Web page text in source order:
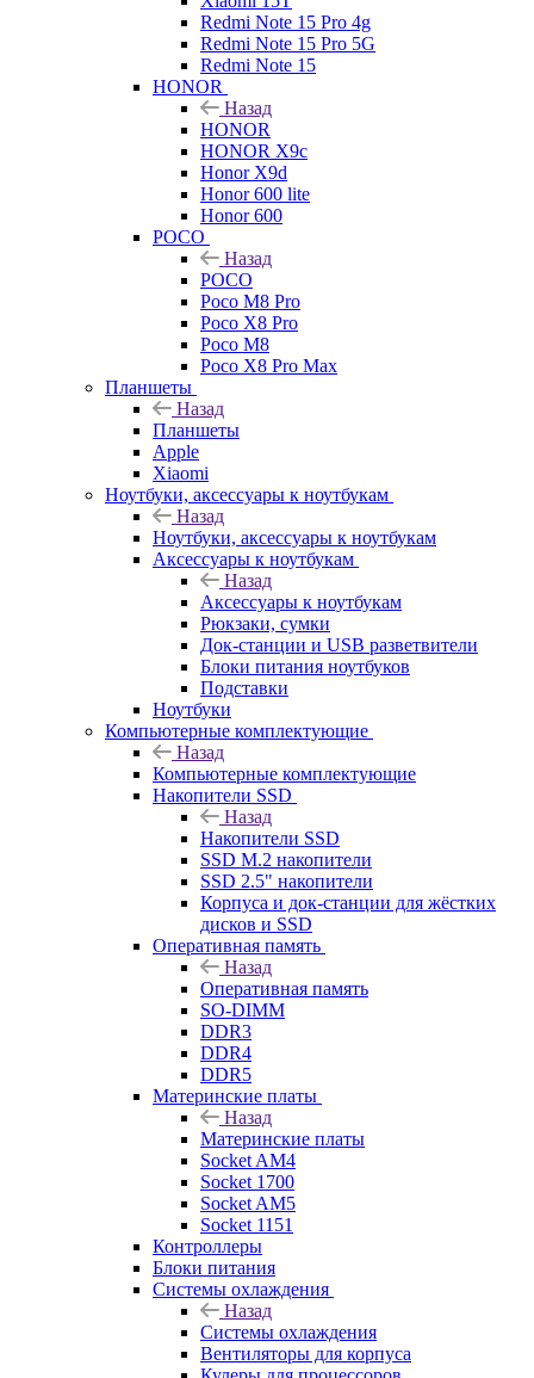
Redmi Note 15 Pro 4g
Redmi Note 15 Pro 5G
Redmi Note 15
HONOR
Назад
HONOR
HONOR X9c
Honor X9d
Honor 600 lite
Honor 600
POCO
Назад
POCO
Poco M8 Pro
Poco X8 Pro
Poco M8
Poco X8 Pro Max
Планшеты
Назад
Планшеты
Apple
Xiaomi
Ноутбуки, аксессуары к ноутбукам
Назад
Ноутбуки, аксессуары к ноутбукам
Аксессуары к ноутбукам
Назад
Аксессуары к ноутбукам
Рюкзаки, сумки
Док-станции и USB разветвители
Блоки питания ноутбуков
Подставки
Ноутбуки
Компьютерные комплектующие
Назад
Компьютерные комплектующие
Накопители SSD
Назад
Накопители SSD
SSD M.2 накопители
SSD 2.5" накопители
Корпуса и док-станции для жёстких
дисков и SSD
Оперативная память
Назад
Оперативная память
SO-DIMM
DDR3
DDR4
DDR5
Материнские платы
Назад
Материнские платы
Socket AM4
Socket 1700
Socket AM5
Socket 1151
Контроллеры
Блоки питания
Системы охлаждения
Назад
Системы охлаждения
Вентиляторы для корпуса